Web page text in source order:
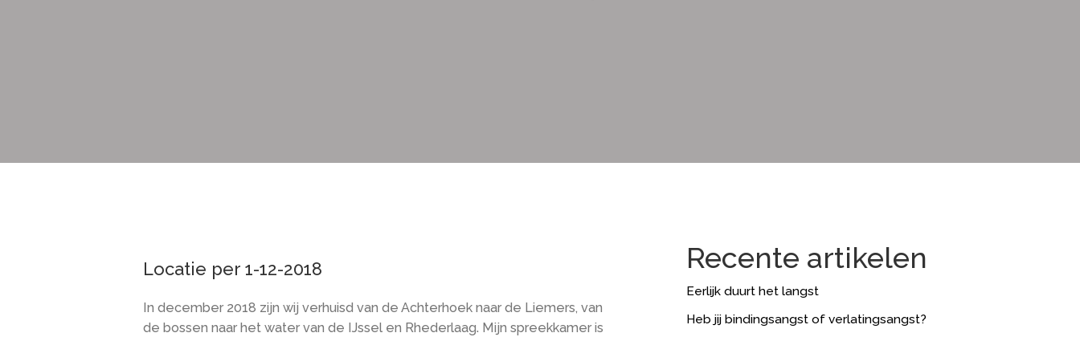
Locatie per 1-12-2018
In december 2018 zijn wij verhuisd van de Achterhoek naar de Liemers, van
de bossen naar het water van de IJssel en Rhederlaag. Mijn spreekkamer is
Recente artikelen
Eerlijk duurt het langst
Heb jij bindingsangst of verlatingsangst?